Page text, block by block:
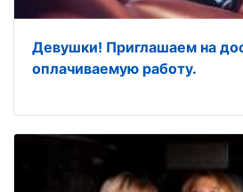
Девушки! Приглашаем на
оплачиваемую работу.